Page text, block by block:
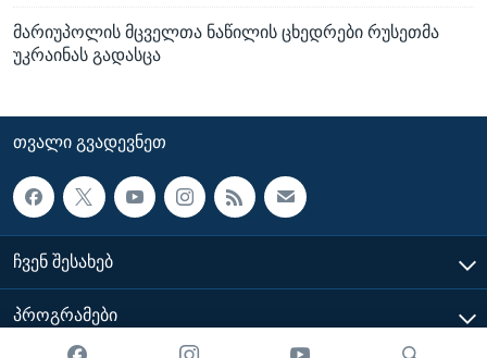
მარიუპოლის მცველთა ნაწილის ცხედრები რუსეთმა
უკრაინას გადასცა
ᲗᲕᲐᲚᲘ ᲒᲕᲐᲓᲔᲕᲜᲔᲗ
ᲩᲕᲔᲜ ᲨᲔᲡᲐᲮᲔᲑ
ᲞᲠᲝᲒᲠᲐᲛᲔᲑᲘ